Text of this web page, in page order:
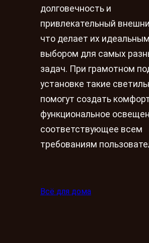
долговечность и
привлекательный
что делает их идеальным
выбором для самых
задач. При грамотном
установке такие
помогут создать
функциональное
соответствующее всем
требованиям
Всё для дома